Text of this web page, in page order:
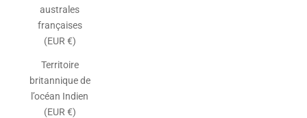
australes
françaises
(EUR €)
Territoire
britannique de
l’océan Indien
(EUR €)